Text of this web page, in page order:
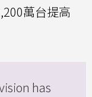
萬台提高
has